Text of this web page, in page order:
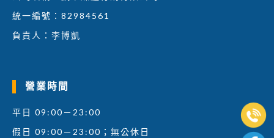
統一編號：82984561
負責人：李博凱
營業時間
平日 09:00－23:00
假日 09:00－23:00；無公休日